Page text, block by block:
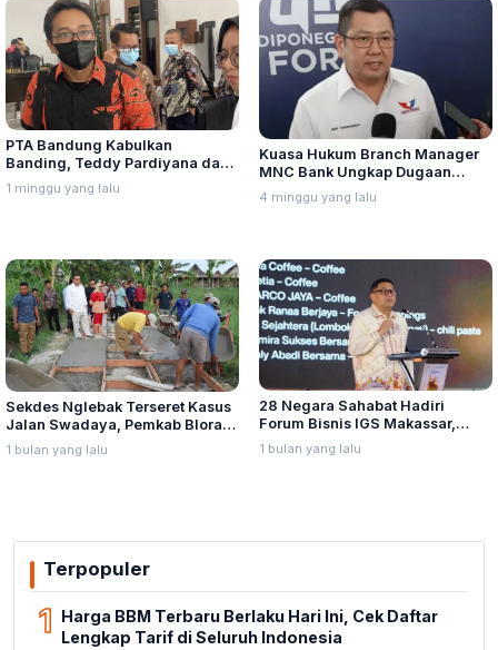
PTA Bandung Kabulkan
Banding, Teddy Pardiyana dan
Bintang Ditetapkan Ahli Waris
Lina Jubaedah
1 minggu yang lalu
Kuasa Hukum Branch Manager
MNC Bank Ungkap Dugaan
Penganiayaan oleh Hary Tanoe
di MNC Towe
4 minggu yang lalu
Sekdes Nglebak Terseret Kasus
Jalan Swadaya, Pemkab Blora
Sebut Pendampingan Hukum
Bukan Kewenangannya
1 bulan yang lalu
28 Negara Sahabat Hadiri
Forum Bisnis IGS Makassar,
Munafri Tawarkan Investasi
Stadion Untia
1 bulan yang lalu
Terpopuler
1 Harga BBM Terbaru Berlaku Hari Ini, Cek Daftar
Lengkap Tarif di Seluruh Indonesia